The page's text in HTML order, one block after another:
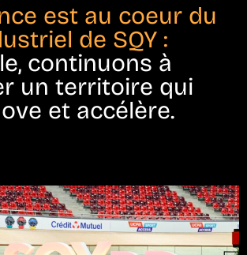
est au coeur du
de SQY :
continuons à
un territoire qui
et accélère.